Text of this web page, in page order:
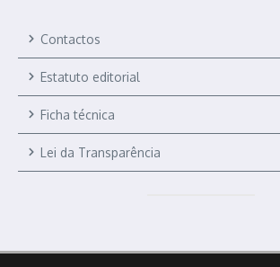
Contactos
Estatuto editorial
Ficha técnica
Lei da Transparência